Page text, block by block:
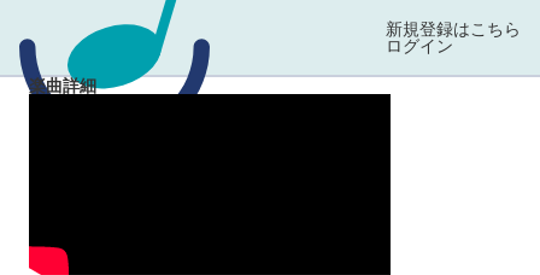
新規登録はこちら
ログイン
楽曲詳細